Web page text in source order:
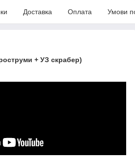
Доставка Оплата Умови
+ УЗ скрабер)